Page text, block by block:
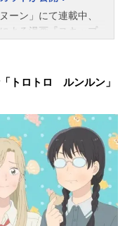
レビ放送：4月9日から
～■配信情報DMMT
※2話以降毎週土曜日2
ーン」にて連載中、
よる漫画『スキップ
す。このたび、第8話
ムワムワ いろい
つみと志摩が動物園
を耳にして、よくな
をつけてしまうミ
月、誠との女子会で
ずに途中で帰ろうと
んな彼女に、ナオち
トロトロ ルンルン」